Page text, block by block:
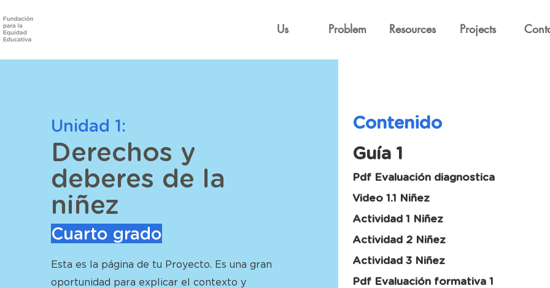
Us Problem Resources Projects
Unidad 1:
Derechos y
deberes de la
niñez
Cuarto grado
Esta es la página de tu Proyecto. Es una gran
oportunidad para explicar el contexto y
Contenido
Guía 1
Pdf Evaluación diagnostica
Video 1.1 Niñez
Actividad 1 Niñez
Actividad 2 Niñez
Actividad 3 Niñez
Pdf Evaluación formativa 1